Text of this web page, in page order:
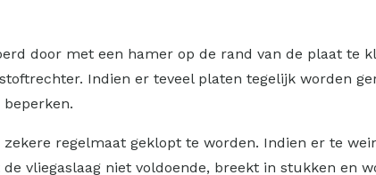
door met een hamer op de rand van de plaat
Indien er teveel platen tegelijk worden
regelmaat geklopt te worden. Indien er te
vliegaslaag niet voldoende, breekt in stukken en